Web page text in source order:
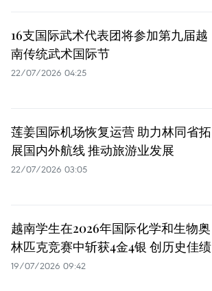
16支国际武术代表团将参加第九届越
南传统武术国际节
22/07/2026 04:25
莲姜国际机场恢复运营 助力林同省拓
展国内外航线 推动旅游业发展
22/07/2026 03:05
越南学生在2026年国际化学和生物奥
林匹克竞赛中斩获4金4银 创历史佳绩
19/07/2026 09:42